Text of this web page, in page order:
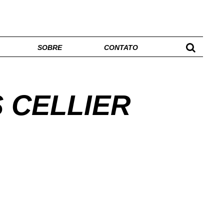
SOBRE CONTATO
CELLIER